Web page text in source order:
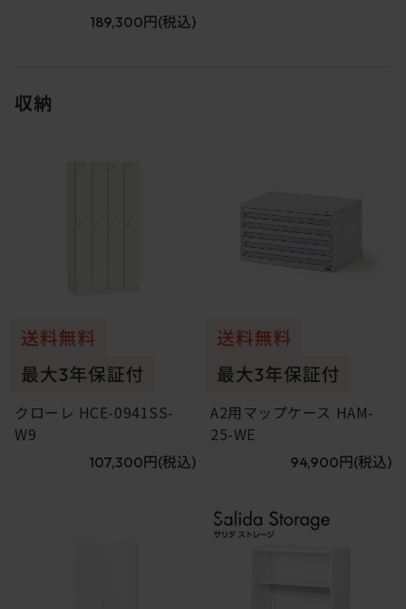
189,300円 (税込)
収納
クローレ HCE-0941SS-
W9
107,300円 (税込)
A2用マップケース HAM-
25-WE
94,900円 (税込)
4